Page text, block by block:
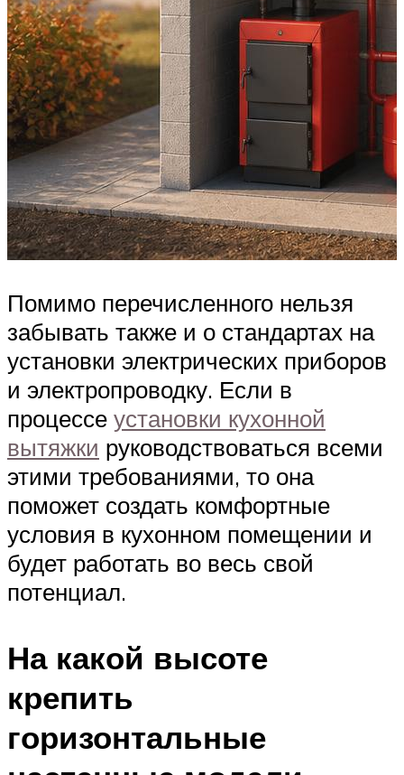
Помимо перечисленного нельзя
забывать также и о стандартах на
установки электрических приборов
и электропроводку. Если в
процессе установки кухонной
вытяжки руководствоваться всеми
этими требованиями, то она
поможет создать комфортные
условия в кухонном помещении и
будет работать во весь свой
потенциал.
На какой высоте
крепить
горизонтальные